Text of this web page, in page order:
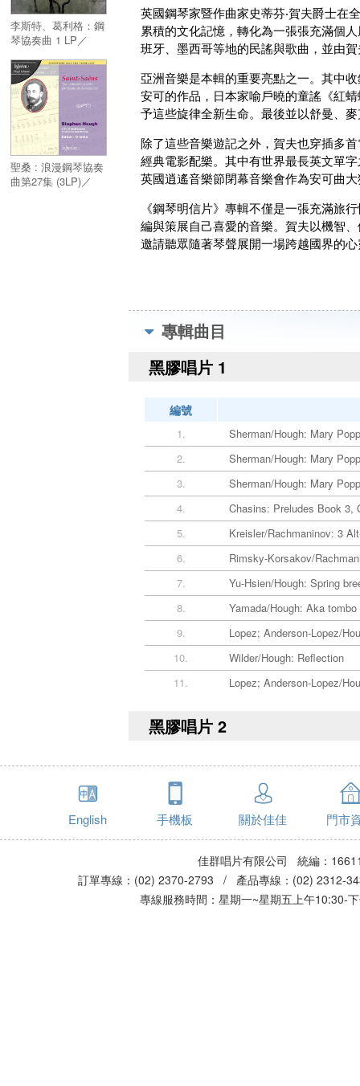
李斯特、葛利格：鋼
琴協奏曲 1 LP／
Concertos 1 LP
聖桑 : 浪漫鋼琴協奏
曲第27集 (3LP)／
英國鋼琴家暨作曲家史蒂芬‧賀夫爵士在
累積的文化記憶，轉化為一張張充滿個
班牙、墨西哥等地的民謠與歌曲，並由
亞洲音樂是本輯的重要亮點之一。其中
安可的作品，日本家喻戶曉的童謠《紅
予這些旋律全新生命。最後並以舒曼、
除了這些音樂遊記之外，賀夫也穿插多
經典電影配樂。其中有世界最長英文單
英國逍遙音樂節閉幕音樂會作為安可曲
《鋼琴明信片》專輯不僅是一張充滿
編與策展自己喜愛的音樂。賀夫以機智
邀請聽眾隨著琴聲展開一場跨越國界的
專輯曲目
黑膠唱片 1
編號
1.
Sherman/Hough: Mary
2.
Sherman/Hough: Mary
3.
Sherman/Hough: Mary
4.
Chasins: Preludes Book 3,
5.
Kreisler/Rachmaninov: 3
6.
Rimsky-Korsakov/
7.
Yu-Hsien/Hough: Spring
8.
Yamada/Hough: Aka tombo
9.
Lopez; Anderson-Lopez/
10.
Wilder/Hough: Reflection
11.
Lopez; Anderson-Lopez/
黑膠唱片 2
English 手機板 關於佳佳 門市
佳群唱片有限公司 統編：
訂單專線：(02) 2370-2793 / 產品專線：(02)
專線服務時間：星期一~星期五上午10:30-